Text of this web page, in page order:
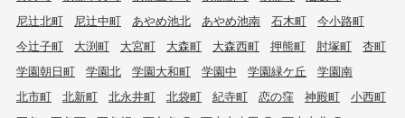
尼辻北町
尼辻中町 あやめ池北 あやめ池南 石木町
今小路町
今辻子町
大渕町 大宮町 大森町 大森西町 押熊町 肘塚町
杏町
学園朝日町
学園北 学園大和町 学園中 学園緑ケ丘
学園南
北市町
北新町 北永井町 北袋町 紀寺町 恋の窪 神殿町
小西町